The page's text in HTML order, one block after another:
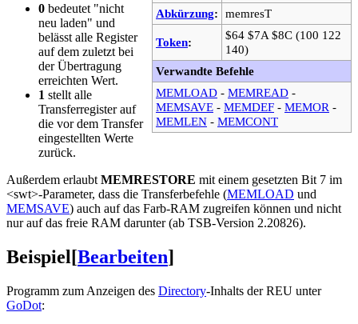
Abkürzung: memresT
Token:
$64 $7A $8C (100 122
140)
Verwandte Befehle
MEMLOAD - MEMREAD -
MEMSAVE - MEMDEF - MEMOR -
MEMLEN - MEMCONT
0 bedeutet "nicht
neu laden" und
belässt alle Register
auf dem zuletzt bei
der Übertragung
erreichten Wert.
1 stellt alle
Transferregister auf
die vor dem Transfer
eingestellten Werte
zurück.
Außerdem erlaubt MEMRESTORE mit einem gesetzten Bit 7 im
<swt>-Parameter, dass die Transferbefehle (MEMLOAD und
MEMSAVE) auch auf das Farb-RAM zugreifen können und nicht
nur auf das freie RAM darunter (ab TSB-Version 2.20826).
Beispiel[Bearbeiten]
Programm zum Anzeigen des Directory-Inhalts der REU unter
GoDot: